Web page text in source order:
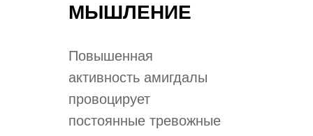
МЫШЛЕНИЕ
​Повышенная
активность амигдалы
провоцирует
постоянные тревожные